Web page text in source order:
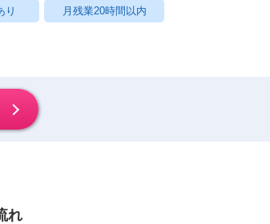
り 月残業20時間以内
れ